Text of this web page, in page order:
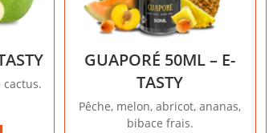
cactus.
GUAPORÉ 50ML – E-
TASTY
Pêche, melon, abricot, ananas,
bibace frais.